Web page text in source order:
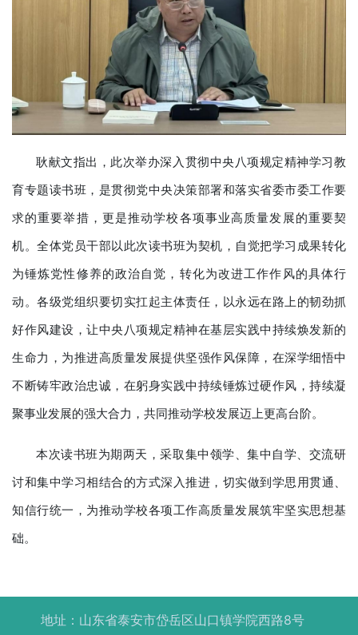
耿献文指出，此次举办深入贯彻中央八项规定精神学习教
育专题读书班，是贯彻党中央决策部署和落实省委市委工作要
求的重要举措，更是推动学校各项事业高质量发展的重要契
机。全体党员干部以此次读书班为契机，自觉把学习成果转化
为锤炼党性修养的政治自觉，转化为改进工作作风的具体行
动。各级党组织要切实扛起主体责任，以永远在路上的韧劲抓
好作风建设，让中央八项规定精神在基层实践中持续焕发新的
生命力，为推进高质量发展提供坚强作风保障，在深学细悟中
不断铸牢政治忠诚，在躬身实践中持续锤炼过硬作风，持续凝
聚事业发展的强大合力，共同推动学校发展迈上更高台阶。
本次读书班为期两天，采取集中领学、集中自学、交流研
讨和集中学习相结合的方式深入推进，切实做到学思用贯通、
知信行统一，为推动学校各项工作高质量发展筑牢坚实思想基
础。
地址：山东省泰安市岱岳区山口镇学院西路8号